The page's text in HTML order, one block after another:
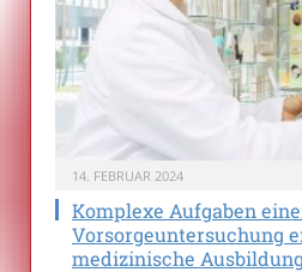
14. FEBRUAR 2024
Komplexe Aufgaben
Vorsorgeuntersuchung
medizinische Ausbildung